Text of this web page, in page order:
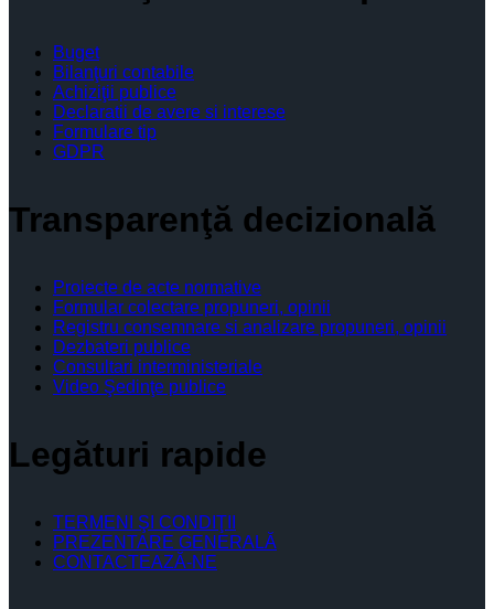
Buget
Bilanţuri contabile
Achiziţii publice
Declaratii de avere si interese
Formulare tip
GDPR
Transparenţă decizională
Proiecte de acte normative
Formular colectare propuneri, opinii
Registru consemnare si analizare propuneri, opinii
Dezbateri publice
Consultari interministeriale
Video Şedinţe publice
Legături rapide
TERMENI ŞI CONDIŢII
PREZENTARE GENERALĂ
CONTACTEAZĂ-NE